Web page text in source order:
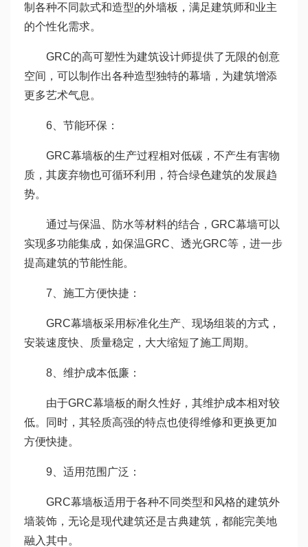
制各种不同款式和造型的外墙板，满足建筑师和业主
的个性化需求。
GRC的高可塑性为建筑设计师提供了无限的创意
空间，可以制作出各种造型独特的幕墙，为建筑增添
更多艺术气息。
6、节能环保：
GRC幕墙板的生产过程相对低碳，不产生有害物
质，其废弃物也可循环利用，符合绿色建筑的发展趋
势。
通过与保温、防水等材料的结合，GRC幕墙可以
实现多功能集成，如保温GRC、透光GRC等，进一步
提高建筑的节能性能。
7、施工方便快捷：
GRC幕墙板采用标准化生产、现场组装的方式，
安装速度快、质量稳定，大大缩短了施工周期。
8、维护成本低廉：
由于GRC幕墙板的耐久性好，其维护成本相对较
低。同时，其轻质高强的特点也使得维修和更换更加
方便快捷。
9、适用范围广泛：
GRC幕墙板适用于各种不同类型和风格的建筑外
墙装饰，无论是现代建筑还是古典建筑，都能完美地
融入其中。